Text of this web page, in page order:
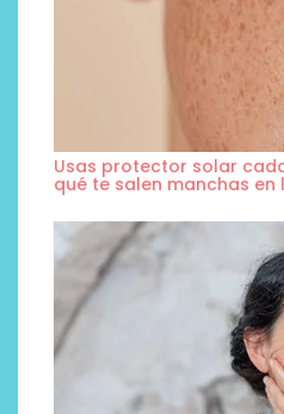
Usas protector solar
qué te salen manchas en